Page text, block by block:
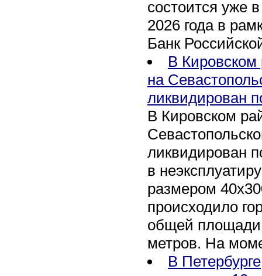
состоится уже
2026 года в
Банк
В Кировском
на
ликвидирован
В Кировском
ликвидирован
в
размером
происходило
общей площади
метров. На
В